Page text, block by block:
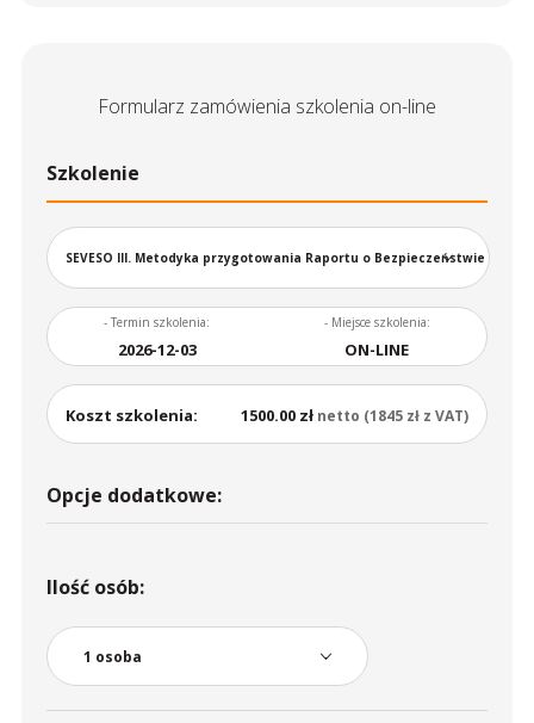
Formularz zamówienia szkolenia on-line
Szkolenie
SEVESO III. Metodyka przygotowania Raportu o Bezpieczeństwie
- Termin szkolenia:
2026-12-03
- Miejsce szkolenia:
ON-LINE
Koszt szkolenia: 1500.00 zł netto (1845 zł z VAT)
Opcje dodatkowe:
Ilość osób: